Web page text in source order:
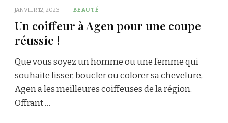
JANVIER 12, 2023 BEAUTÉ
Un coiffeur à Agen pour une coupe
réussie !
Que vous soyez un homme ou une femme qui
souhaite lisser, boucler ou colorer sa chevelure,
Agen a les meilleures coiffeuses de la région.
Offrant …